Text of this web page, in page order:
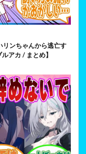
リンちゃんから逃亡す
アカ / まとめ】